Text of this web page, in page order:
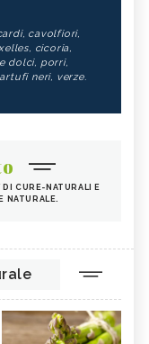
cavolfiori,
cicoria,
dolci, porri,
neri, verze.
DI CURE-NATURALI E
NATURALE.